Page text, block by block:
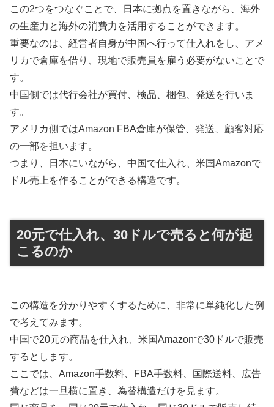
この2つをつなぐことで、日本に拠点を置きながら、海外
の生産力と海外の消費力を活用することができます。
重要なのは、経営者自身が中国へ行って仕入れをし、アメ
リカで倉庫を借り、現地で販売員を雇う必要がないことで
す。
中国側では代行会社が買付、検品、梱包、発送を行いま
す。
アメリカ側ではAmazon FBA倉庫が保管、発送、顧客対応
の一部を担います。
つまり、日本にいながら、中国で仕入れ、米国Amazonで
ドル売上を作ることができる構造です。
20元で仕入れ、30ドルで売ると何が起
こるのか
この構造を分かりやすくするために、非常に単純化した例
で考えてみます。
中国で20元の商品を仕入れ、米国Amazonで30ドルで販売
するとします。
ここでは、Amazon手数料、FBA手数料、国際送料、広告
費などは一旦横に置き、為替構造だけを見ます。